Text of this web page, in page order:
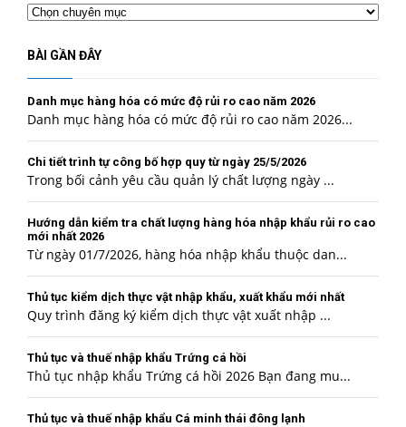
Chuyên
mục
BÀI GẦN ĐÂY
Danh mục hàng hóa có mức độ rủi ro cao năm 2026
Danh mục hàng hóa có mức độ rủi ro cao năm 2026...
Chi tiết trình tự công bố hợp quy từ ngày 25/5/2026
Trong bối cảnh yêu cầu quản lý chất lượng ngày ...
Hướng dẫn kiểm tra chất lượng hàng hóa nhập khẩu rủi ro cao
mới nhất 2026
Từ ngày 01/7/2026, hàng hóa nhập khẩu thuộc dan...
Thủ tục kiểm dịch thực vật nhập khẩu, xuất khẩu mới nhất
Quy trình đăng ký kiểm dịch thực vật xuất nhập ...
Thủ tục và thuế nhập khẩu Trứng cá hồi
Thủ tục nhập khẩu Trứng cá hồi 2026 Bạn đang mu...
Thủ tục và thuế nhập khẩu Cá minh thái đông lạnh